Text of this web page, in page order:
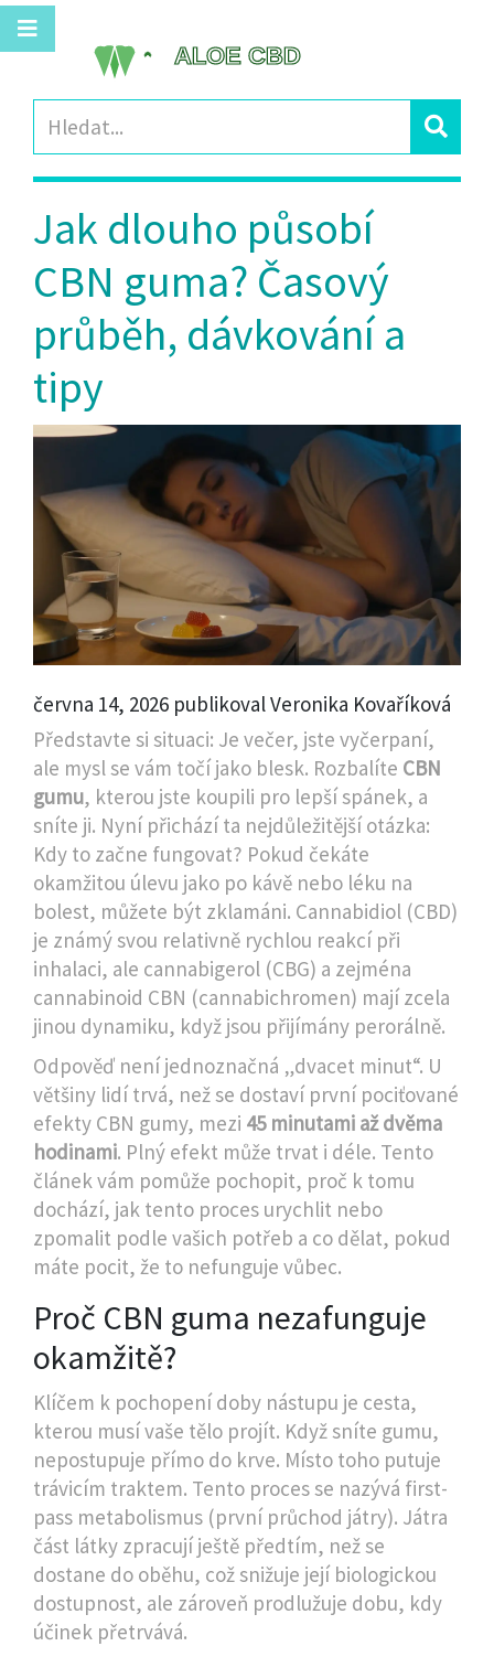
Jak dlouho působí
CBN guma? Časový
průběh, dávkování a
tipy
června 14, 2026 publikoval Veronika Kovaříková
Představte si situaci: Je večer, jste vyčerpaní,
ale mysl se vám točí jako blesk. Rozbalíte CBN
gumu, kterou jste koupili pro lepší spánek, a
sníte ji. Nyní přichází ta nejdůležitější otázka:
Kdy to začne fungovat? Pokud čekáte
okamžitou úlevu jako po kávě nebo léku na
bolest, můžete být zklamáni. Cannabidiol (CBD)
je známý svou relativně rychlou reakcí při
inhalaci, ale cannabigerol (CBG) a zejména
cannabinoid CBN (cannabichromen) mají zcela
jinou dynamiku, když jsou přijímány perorálně.
Odpověď není jednoznačná „dvacet minut“. U
většiny lidí trvá, než se dostaví první pociťované
efekty CBN gumy, mezi 45 minutami až dvěma
hodinami. Plný efekt může trvat i déle. Tento
článek vám pomůže pochopit, proč k tomu
dochází, jak tento proces urychlit nebo
zpomalit podle vašich potřeb a co dělat, pokud
máte pocit, že to nefunguje vůbec.
Proč CBN guma nezafunguje
okamžitě?
Klíčem k pochopení doby nástupu je cesta,
kterou musí vaše tělo projít. Když sníte gumu,
nepostupuje přímo do krve. Místo toho putuje
trávicím traktem. Tento proces se nazývá first-
pass metabolismus (první průchod játry). Játra
část látky zpracují ještě předtím, než se
dostane do oběhu, což snižuje její biologickou
dostupnost, ale zároveň prodlužuje dobu, kdy
účinek přetrvává.